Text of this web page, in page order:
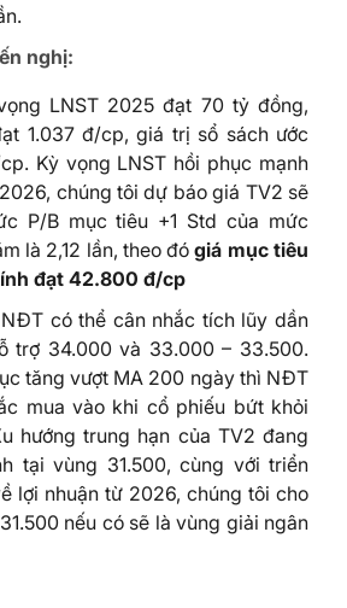
nghị:
LNST 2025 đạt 70 tỷ đồng,
1.037 đ/cp, giá trị sổ sách ước
Kỳ vọng LNST hồi phục mạnh
chúng tôi dự báo giá TV2 sẽ
P/B mục tiêu +1 Std của mức
là 2,12 lần, theo đógiá mục tiêu
đạt 42.800 đ/cp
NĐT có thể cân nhắc tích lũy dần
trợ 34.000 và 33.000 – 33.500.
tăng vượt MA 200 ngày thì NĐT
mua vào khi cổ phiếu bứt khỏi
hướng trung hạn của TV2 đang
tại vùng 31.500, cùng với triển
lợi nhuận từ 2026, chúng tôi cho
nếu có sẽ là vùng giải ngân